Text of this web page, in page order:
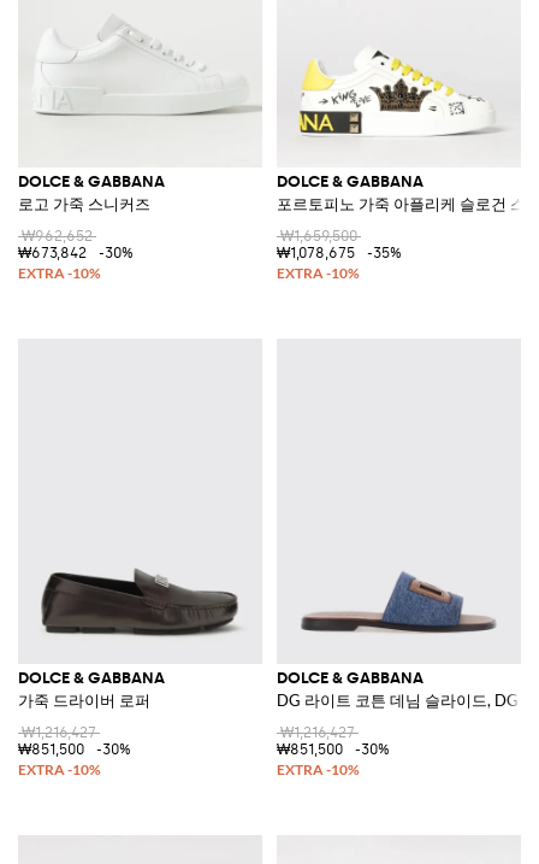
DOLCE & GABBANA
로고 가죽 스니커즈
₩962,652
₩673,842
-30%
DOLCE & GABBANA
포르토피노 가죽 아플리케 슬로건 스
₩1,659,500
₩1,078,675
-35%
DOLCE & GABBANA
가죽 드라이버 로퍼
₩1,216,427
₩851,500
-30%
DOLCE & GABBANA
DG 라이트 코튼 데님 슬라이드, DG
₩1,216,427
₩851,500
-30%